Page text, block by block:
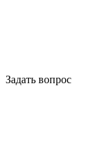
Задать вопрос